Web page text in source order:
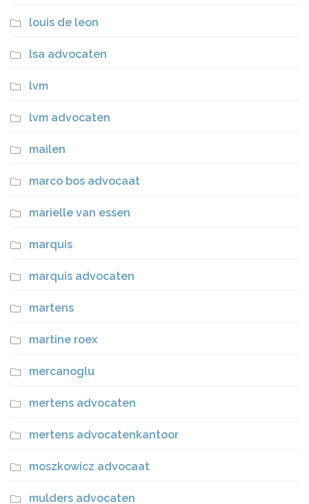
louis de leon
lsa advocaten
lvm
lvm advocaten
mailen
marco bos advocaat
marielle van essen
marquis
marquis advocaten
martens
martine roex
mercanoglu
mertens advocaten
mertens advocatenkantoor
moszkowicz advocaat
mulders advocaten